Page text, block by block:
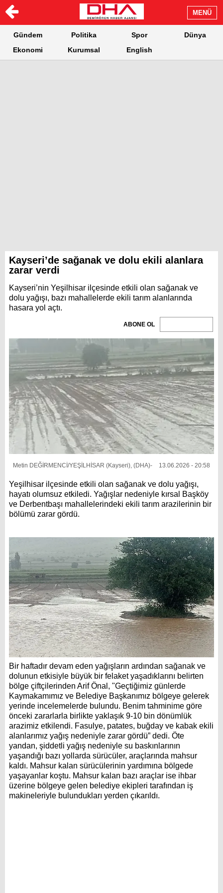
MENÜ
Gündem Politika Spor
Dünya
Ekonomi
Kurumsal English
Kayseri’de sağanak ve dolu ekili alanlara
zarar verdi
Kayseri’nin Yeşilhisar ilçesinde etkili olan sağanak ve
dolu yağışı, bazı mahallelerde ekili tarım alanlarında
hasara yol açtı.
ABONE OL
13.06.2026 - 20:58
Metin DEĞİRMENCİ/YEŞİLHİSAR (Kayseri), (DHA)-
Yeşilhisar ilçesinde etkili olan sağanak ve dolu yağışı,
hayatı olumsuz etkiledi. Yağışlar nedeniyle kırsal Başköy
ve Derbentbaşı mahallelerindeki ekili tarım arazilerinin bir
bölümü zarar gördü.
Bir haftadır devam eden yağışların ardından sağanak ve
dolunun etkisiyle büyük bir felaket yaşadıklarını belirten
bölge çiftçilerinden Arif Önal, "Geçtiğimiz günlerde
Kaymakamımız ve Belediye Başkanımız bölgeye gelerek
yerinde incelemelerde bulundu. Benim tahminime göre
önceki zararlarla birlikte yaklaşık 9-10 bin dönümlük
arazimiz etkilendi. Fasulye, patates, buğday ve kabak ekili
alanlarımız yağış nedeniyle zarar gördü” dedi. Öte
yandan, şiddetli yağış nedeniyle su baskınlarının
yaşandığı bazı yollarda sürücüler, araçlarında mahsur
kaldı. Mahsur kalan sürücülerinin yardımına bölgede
yaşayanlar koştu. Mahsur kalan bazı araçlar ise ihbar
üzerine bölgeye gelen belediye ekipleri tarafından iş
makineleriyle bulundukları yerden çıkarıldı.